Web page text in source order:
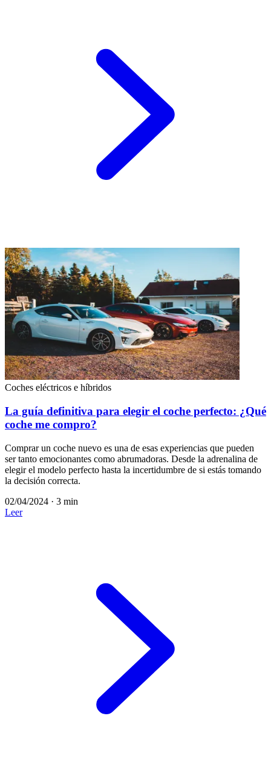
Coches eléctricos e híbridos
La guía definitiva para elegir el coche perfecto: ¿Qué
coche me compro?
Comprar un coche nuevo es una de esas experiencias que pueden
ser tanto emocionantes como abrumadoras. Desde la adrenalina de
elegir el modelo perfecto hasta la incertidumbre de si estás tomando
la decisión correcta.
02/04/2024 · 3 min
Leer